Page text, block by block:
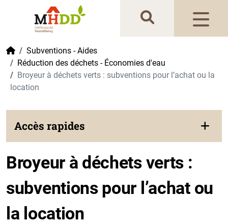
Gestion de vos préférences sur les cookies
Accueil
Subventions - Aides
Réduction des déchets - Économies d'eau
Broyeur à déchets verts : subventions pour l’achat ou la
location
Accès rapides
Broyeur à déchets verts :
subventions pour l’achat ou
la location